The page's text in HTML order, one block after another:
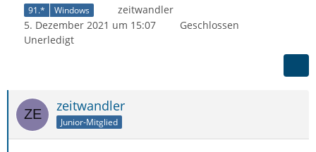
91.* Windows
zeitwandler
5. Dezember 2021 um 15:07
Geschlossen
Unerledigt
zeitwandler
Junior-Mitglied